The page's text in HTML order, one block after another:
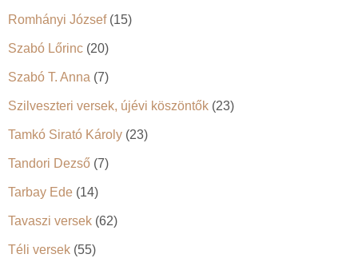
Romhányi József(15)
Szabó Lőrinc (20)
Szabó T. Anna (7)
Szilveszteri versek, újévi köszöntők (23)
Tamkó Sirató Károly (23)
Tandori Dezső (7)
Tarbay Ede (14)
Tavaszi versek (62)
Téli versek (55)